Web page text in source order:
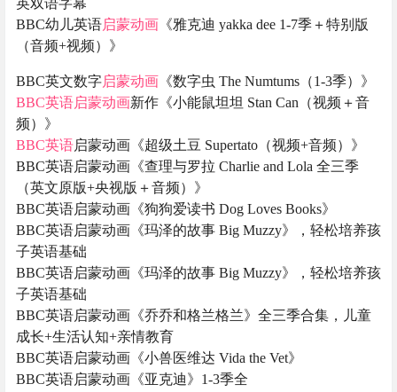
英双语字幕
BBC幼儿英语启蒙动画 《雅克迪 yakka dee 1-7季＋特别版
（音频+视频）》
BBC英文数字启蒙动画 《数字虫 The Numtums（1-3季）》
BBC英语启蒙动画新作《小能鼠坦坦 Stan Can（视频＋音
频）》
BBC英语启蒙动画《超级土豆 Supertato（视频+音频）》
BBC英语启蒙动画《查理与罗拉 Charlie and Lola 全三季
（英文原版+央视版＋音频）》
BBC英语启蒙动画《狗狗爱读书 Dog Loves Books》
BBC英语启蒙动画《玛泽的故事 Big Muzzy》，轻松培养孩
子英语基础
BBC英语启蒙动画《玛泽的故事 Big Muzzy》，轻松培养孩
子英语基础
BBC英语启蒙动画《乔乔和格兰格兰》全三季合集，儿童
成长+生活认知+亲情教育
BBC英语启蒙动画《小兽医维达 Vida the Vet》
BBC英语启蒙动画《亚克迪》1-3季全